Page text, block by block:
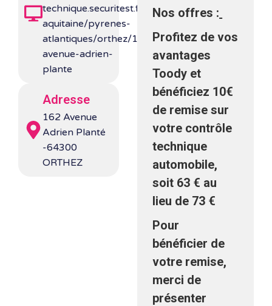
technique.securitest.fr/nouvelle-
aquitaine/pyrenes-
atlantiques/orthez/162-
avenue-adrien-
plante
Adresse
162 Avenue
Adrien Planté
-64300
ORTHEZ
Nos offres :
Profitez de vos
avantages
Toody et
bénéficiez 10€
de remise sur
votre contrôle
technique
automobile,
soit 63 € au
lieu de 73 €
Pour
bénéficier de
votre remise,
merci de
présenter